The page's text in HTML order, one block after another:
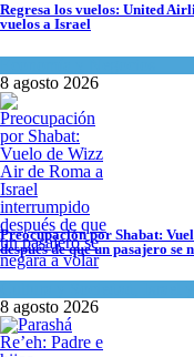
Preocupación por Shabat:
Cultura y Sociedad
8 agosto 2026
Regresa los vuelos: United
vuelos a Israel
8 agosto 2026
Preocupación por Shabat:
después de que un pasajero se
8 agosto 2026